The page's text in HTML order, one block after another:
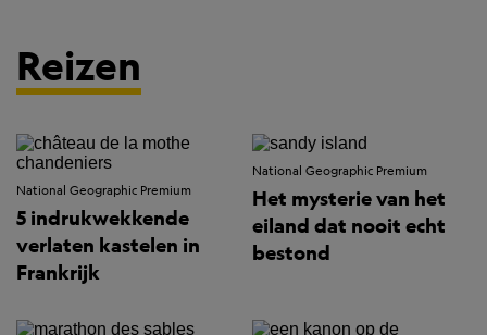
Reizen
National Geographic Premium
5 indrukwekkende
verlaten kastelen in
Frankrijk
National Geographic Premium
Het mysterie van het
eiland dat nooit echt
bestond